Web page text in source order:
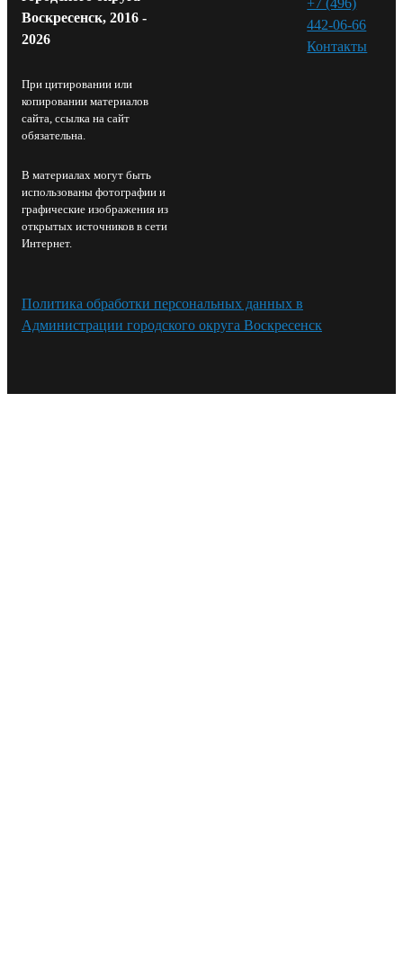
Воскресенск, 2016 -
2026
При цитировании или
копировании материалов
сайта, ссылка на сайт
обязательна.
В материалах могут быть
использованы фотографии и
графические изображения из
открытых источников в сети
Интернет.
442-06-66
Контакты⁠
Политика обработки персональных данных в
Администрации городского округа Воскресенск